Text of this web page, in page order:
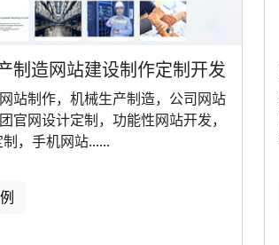
制造网站建设制作定制开发
站制作，机械生产制造，公司网站
官网设计定制，功能性网站开发，
，手机网站......